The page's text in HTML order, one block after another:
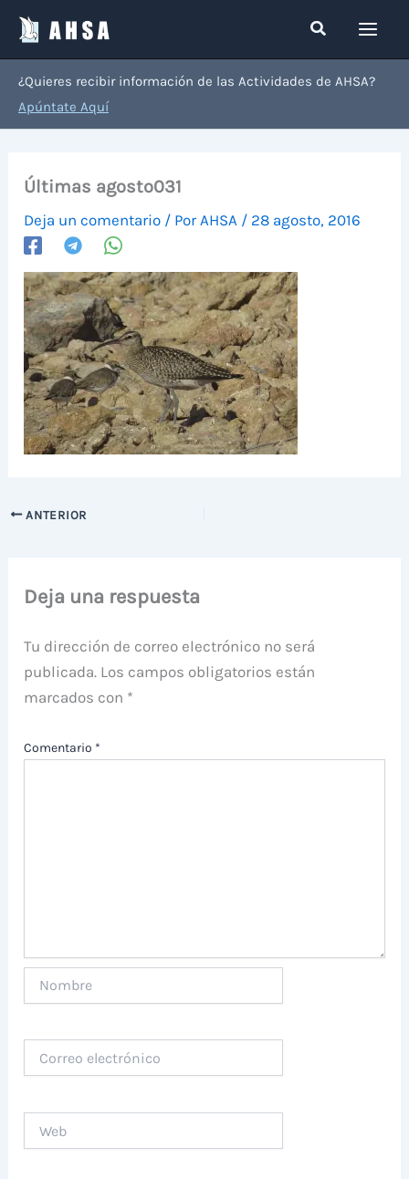
contenido
Buscar
¿Quieres recibir información de las Actividades de AHSA?
Apúntate Aquí
Últimas agosto031
Deja un comentario / Por AHSA / 28 agosto, 2016
ANTERIOR
Deja una respuesta
Tu dirección de correo electrónico no será
publicada. Los campos obligatorios están
marcados con *
Comentario *
electrónico